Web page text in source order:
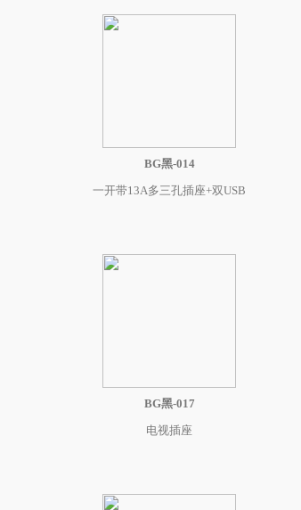
BG黑-014
一开带13A多三孔插座+双USB
BG黑-017
电视插座